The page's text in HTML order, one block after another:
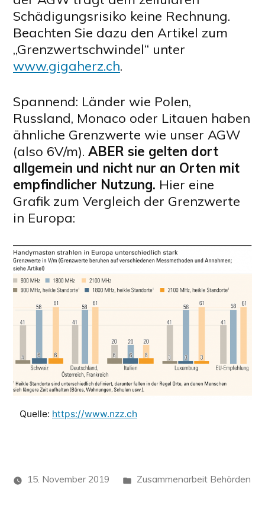
Schädigungsrisiko keine Rechnung.
Beachten Sie dazu den Artikel zum
„Grenzwertschwindel“ unter
www.gigaherz.ch.
Spannend: Länder wie Polen,
Russland, Monaco oder Litauen haben
ähnliche Grenzwerte wie unser AGW
(also 6V/m). ABER sie gelten dort
allgemein und nicht nur an Orten mit
empfindlicher Nutzung. Hier eine
Grafik zum Vergleich der Grenzwerte
in Europa:
Quelle: https://www.nzz.ch
15. November 2019
Veröffentlicht
Zusammenarbeit Behörden